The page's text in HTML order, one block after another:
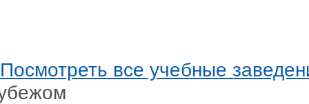
Посмотреть все учебные